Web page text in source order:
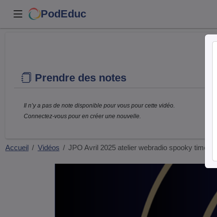
PodEduc
Prendre des notes
Il n’y a pas de note disponible pour vous pour cette vidéo.
Connectez-vous pour en créer une nouvelle.
Accueil Vidéos JPO Avril 2025 atelier webradio spooky time …